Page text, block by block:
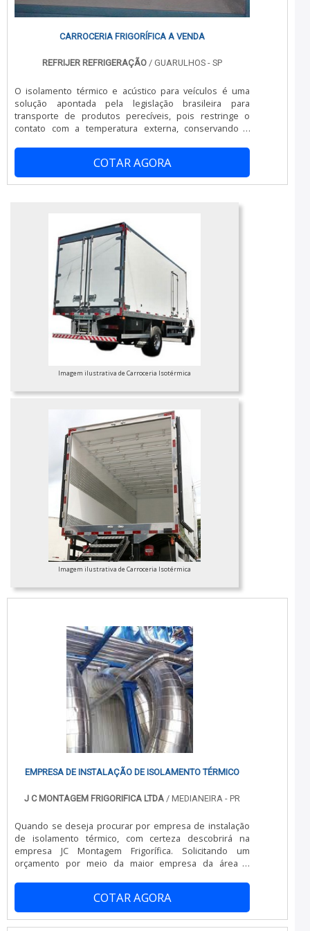
CARROCERIA FRIGORÍFICA A VENDA
REFRIJER REFRIGERAÇÃO / GUARULHOS - SP
O isolamento térmico e acústico para veículos é uma
solução apontada pela legislação brasileira para
transporte de produtos perecíveis, pois restringe o
contato com a temperatura externa, conservando a
e contaminação por patógenos. O pleno funcionamento
do isolamento térmico depende também do aparelho de
refrigeração, que manterá a temperatura ideal no
COTAR AGORA
Imagem ilustrativa de Carroceria Isotérmica
Imagem ilustrativa de Carroceria Isotérmica
EMPRESA DE INSTALAÇÃO DE ISOLAMENTO TÉRMICO
J C MONTAGEM FRIGORIFICA LTDA / MEDIANEIRA - PR
Quando se deseja procurar por empresa de instalação
de isolamento térmico, com certeza descobrirá na
empresa JC Montagem Frigorífica. Solicitando um
orçamento por meio da maior empresa da área e
EMPRESA DE INSTALAÇÃO DE ISOLAMENTO
TÉRMICOQuem pesquisa na internet por empresas de
instalação de isolamento térmico responsável, acha o
site da JC Montagem Frigorífica. Disponibilizando para os
COTAR AGORA